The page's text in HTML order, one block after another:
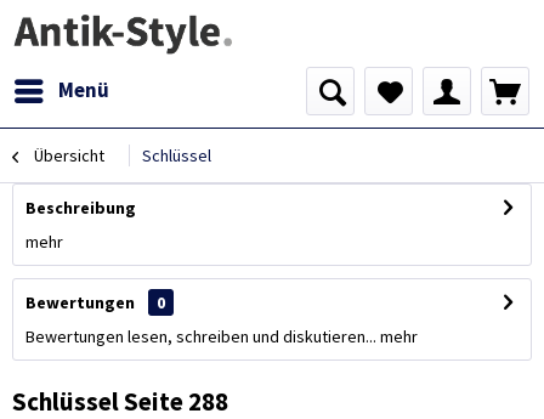
Menü
Übersicht Schlüssel
Beschreibung
mehr
Bewertungen
0
Bewertungen lesen, schreiben und diskutieren... mehr
Schlüssel Seite 288